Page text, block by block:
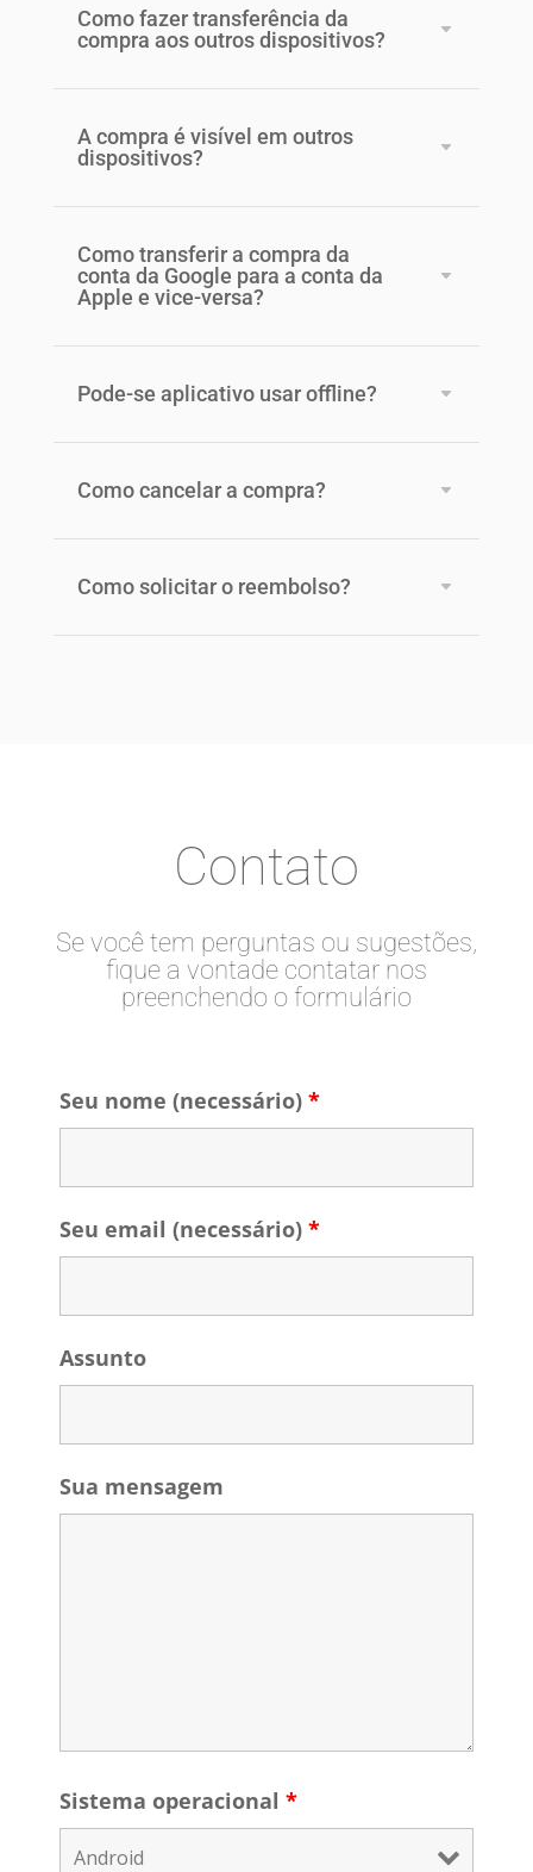
Como fazer transferência da
compra aos outros dispositivos?
A compra é visível em outros
dispositivos?
Como transferir a compra da
conta da Google para a conta da
Apple e vice-versa?
Pode-se aplicativo usar offline?
Como cancelar a compra?
Como solicitar o reembolso?
Contato
Se você tem perguntas ou sugestões,
fique a vontade contatar nos
preenchendo o formulário
Seu nome (necessário) *
Seu email (necessário) *
Assunto
Sua mensagem
Sistema operacional *